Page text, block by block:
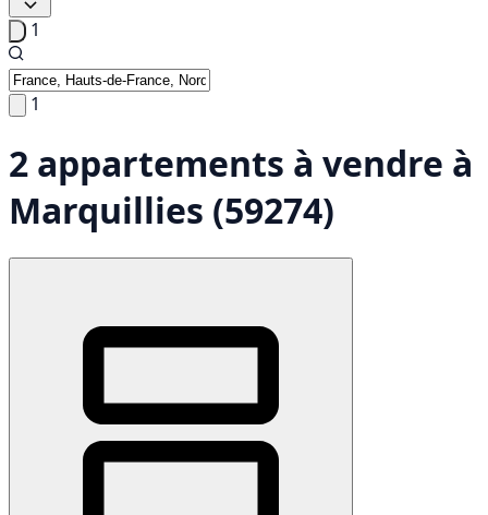
1
1
2 appartements à vendre à
Marquillies (59274)